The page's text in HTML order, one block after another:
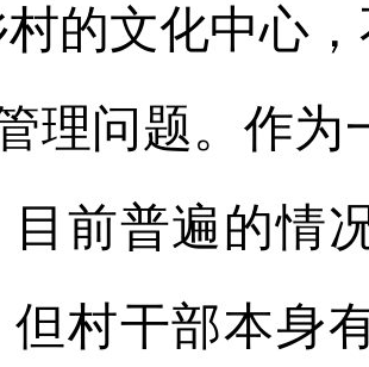
的文化中心
理问题。作为
目前普遍的情
但村干部本身